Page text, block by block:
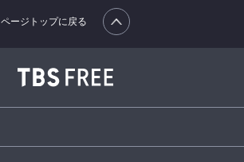
ページトップに戻る